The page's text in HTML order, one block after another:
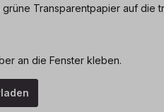
Transparentpapier auf die
an die Fenster kleben.